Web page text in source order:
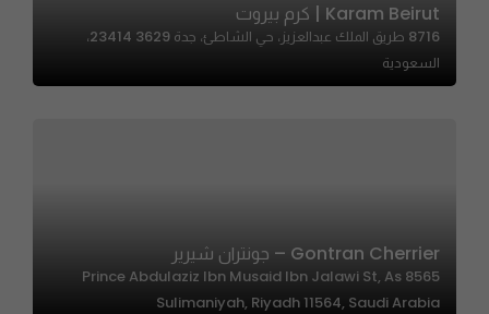
Karam Beirut | كرم بيروت
8716 طريق الملك عبدالعزيز، حي الشاطئ، جدة 23414 3629،
السعودية
Gontran Cherrier – جونتران شيرير
8565 Prince Abdulaziz Ibn Musaid Ibn Jalawi St, As
Sulimaniyah, Riyadh 11564, Saudi Arabia